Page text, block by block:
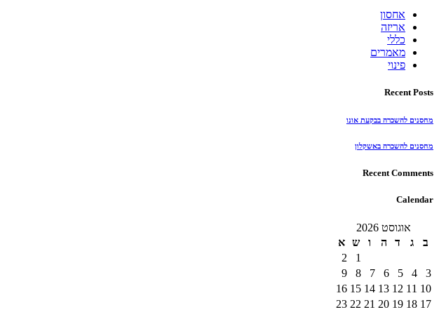
אחסון
אריזה
כללי
מאמרים
פינוי
Recent Posts
מחסנים להשכרה בבקעת אונו
מחסנים להשכרה באשקלון
Recent Comments
Calendar
אוגוסט 2026
ב
ג ד ה ו ש א
1
2
3
4
5
6
7
8
9
10
11
12
13
14
15
16
17
18
19
20
21
22
23